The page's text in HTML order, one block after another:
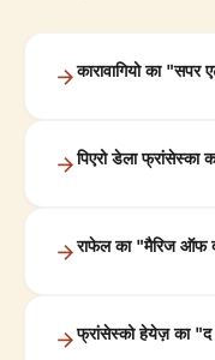
कारावागियो का "सपर
पिएरो डेला फ्रांसेस्का
राफेल का "मैरिज ऑफ
फ्रांसेस्को हेयेज़ का